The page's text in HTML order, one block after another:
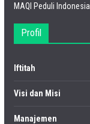
MAQI Peduli Indonesia
Profil
Iftitah
Visi dan Misi
Manajemen